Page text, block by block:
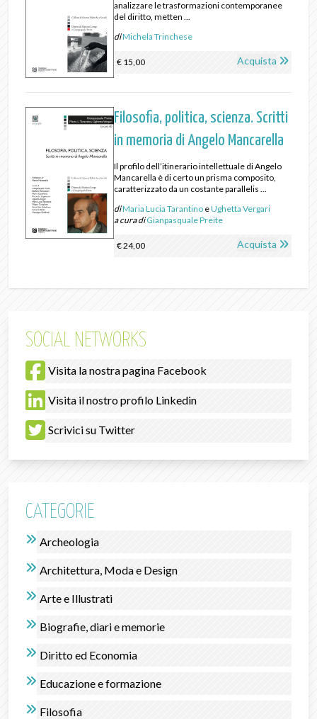
analizzare le trasformazioni contemporanee
del diritto, metten ...
diMichela Trinchese
€ 15,00 Acquista
Filosofia, politica, scienza. Scritti
in memoria di Angelo Mancarella
Il profilo dell’itinerario intellettuale di Angelo
Mancarella è di certo un prisma composito,
caratterizzato da un costante parallelis ...
diMaria Lucia Tarantino eUghetta Vergari
a cura diGianpasquale Preite
€ 24,00 Acquista
SOCIAL NETWORKS
Visita la nostra pagina Facebook
Visita il nostro profilo Linkedin
Scrivici su Twitter
CATEGORIE
Archeologia
Architettura, Moda e Design
Arte e Illustrati
Biografie, diari e memorie
Diritto ed Economia
Educazione e formazione
Filosofia